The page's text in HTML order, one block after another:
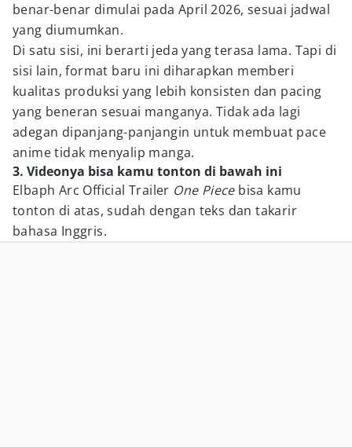
benar-benar dimulai pada April 2026, sesuai jadwal
yang diumumkan.
Di satu sisi, ini berarti jeda yang terasa lama. Tapi di
sisi lain, format baru ini diharapkan memberi
kualitas produksi yang lebih konsisten dan pacing
yang beneran sesuai manganya. Tidak ada lagi
adegan dipanjang-panjangin untuk membuat pace
anime tidak menyalip manga.
3. Videonya bisa kamu tonton di bawah ini
Elbaph Arc Official Trailer One Piece bisa kamu
tonton di atas, sudah dengan teks dan takarir
bahasa Inggris.